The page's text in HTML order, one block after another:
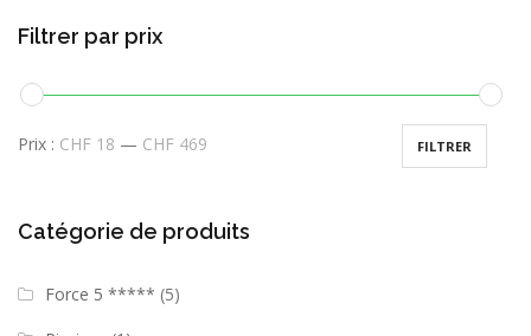
Filtrer par prix
FILTRER
Prix : CHF 18 — CHF 469
Catégorie de produits
Force 5 ***** (5)